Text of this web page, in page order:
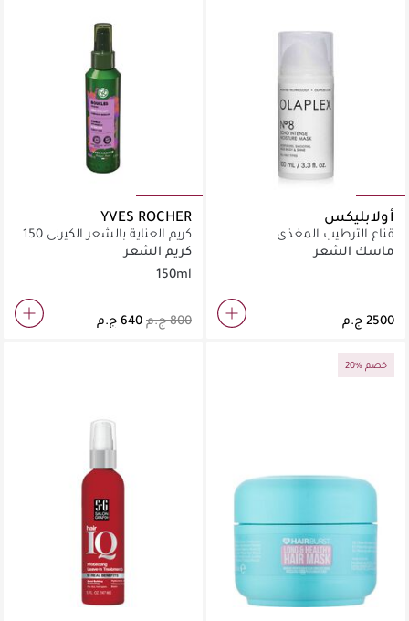
أولابليكس
قناع الترطيب المغذي
للشعر100مل
ماسك الشعر
YVES ROCHER
كريم العناية بالشعر الكيرلي 150
مل
كريم الشعر
150ml
20% خصم